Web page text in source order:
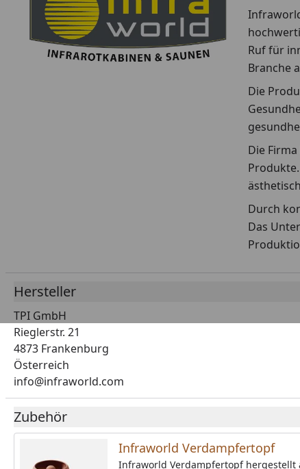
Ruf für
Branche
Die
Die
Durch
Das
Hersteller
TPI GmbH
Rieglerstr. 21
4873 Frankenburg
Österreich
info@infraworld.com
Zubehör
Infraworld Verdampfertopf
Infraworld Verdampfertopf hergestellt